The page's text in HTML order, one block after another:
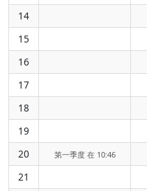
14
15
16
17
18
19
20 第一季度 在 10:46
21